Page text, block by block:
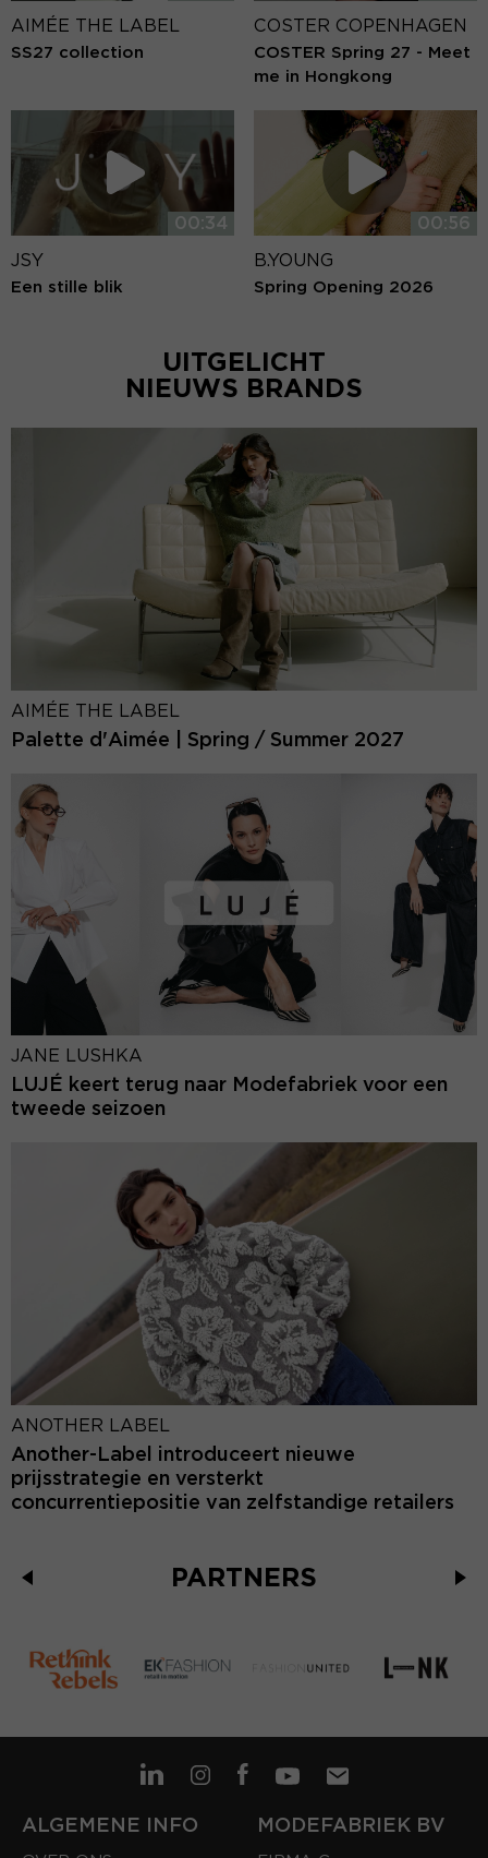
AIMÉE THE LABEL
SS27 collection
COSTER COPENHAGEN
COSTER Spring 27 - Meet
me in Hongkong
00:34
JSY
Een stille blik
00:56
B.YOUNG
Spring Opening 2026
UITGELICHT
NIEUWS BRANDS
AIMÉE THE LABEL
Palette d'Aimée | Spring / Summer 2027
JANE LUSHKA
LUJÉ keert terug naar Modefabriek voor een
tweede seizoen
ANOTHER LABEL
Another-Label introduceert nieuwe
prijsstrategie en versterkt
concurrentiepositie van zelfstandige retailers
PARTNERS
ALGEMENE INFO MODEFABRIEK BV